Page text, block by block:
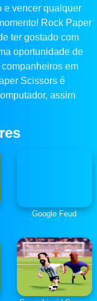
e vencer qualquer
Rock Paper
ter gostado com
oportunidade de
em
Scissors é
assim
Google Feud